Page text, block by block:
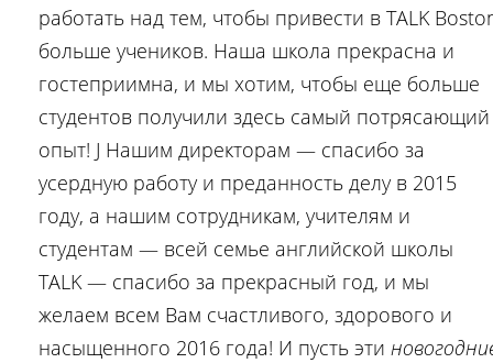
работать над тем, чтобы привести в TALK
больше учеников. Наша школа прекрасна и
гостеприимна, и мы хотим, чтобы еще больше
студентов получили здесь самый потрясающий
опыт! J Нашим директорам — спасибо за
усердную работу и преданность делу в 2015
году, а нашим сотрудникам, учителям и
студентам — всей семье английской школы
TALK — спасибо за прекрасный год, и мы
желаем всем Вам счастливого, здорового и
насыщенного 2016 года! И пусть эти